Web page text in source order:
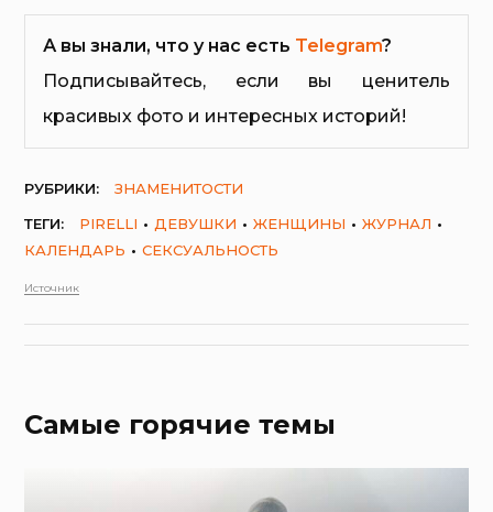
А вы знали, что у нас есть Telegram?
Подписывайтесь, если вы ценитель
красивых фото и интересных историй!
РУБРИКИ:
ЗНАМЕНИТОСТИ
ТЕГИ:
PIRELLI ДЕВУШКИ ЖЕНЩИНЫ
ЖУРНАЛ
КАЛЕНДАРЬ
СЕКСУАЛЬНОСТЬ
Источник
Самые горячие темы